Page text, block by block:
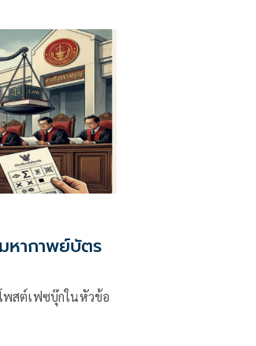
เถื่อน หากมีคำวินิจฉัย
หากาพย์บัตร
พสต์เฟซบุ๊กในหัวข้อ